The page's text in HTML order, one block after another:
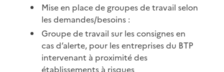
Mise en place de groupes de travail selon
les demandes/besoins :
Groupe de travail sur les consignes en
cas d’alerte, pour les entreprises du BTP
intervenant à proximité des
établissements à risques